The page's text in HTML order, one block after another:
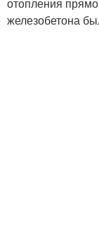
железобетона